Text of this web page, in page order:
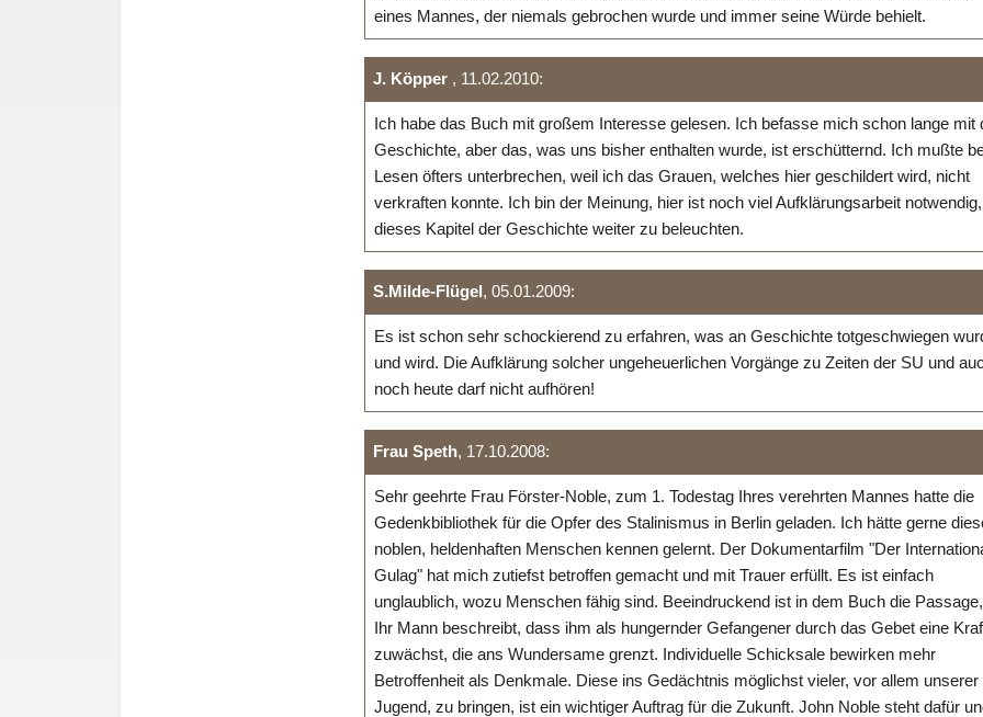
eines Mannes, der niemals gebrochen wurde und immer seine Würde behielt.
J. Köpper , 11.02.2010:
Ich habe das Buch mit großem Interesse gelesen. Ich befasse mich schon lange mit
Geschichte, aber das, was uns bisher enthalten wurde, ist erschütternd. Ich mußte
Lesen öfters unterbrechen, weil ich das Grauen, welches hier geschildert wird, nicht
verkraften konnte. Ich bin der Meinung, hier ist noch viel Aufklärungsarbeit
dieses Kapitel der Geschichte weiter zu beleuchten.
S.Milde-Flügel, 05.01.2009:
Es ist schon sehr schockierend zu erfahren, was an Geschichte totgeschwiegen
und wird. Die Aufklärung solcher ungeheuerlichen Vorgänge zu Zeiten der SU und
noch heute darf nicht aufhören!
Frau Speth, 17.10.2008:
Sehr geehrte Frau Förster-Noble, zum 1. Todestag Ihres verehrten Mannes hatte die
Gedenkbibliothek für die Opfer des Stalinismus in Berlin geladen. Ich hätte gerne
noblen, heldenhaften Menschen kennen gelernt. Der Dokumentarfilm "Der
Gulag" hat mich zutiefst betroffen gemacht und mit Trauer erfüllt. Es ist einfach
unglaublich, wozu Menschen fähig sind. Beeindruckend ist in dem Buch die
Ihr Mann beschreibt, dass ihm als hungernder Gefangener durch das Gebet eine
zuwächst, die ans Wundersame grenzt. Individuelle Schicksale bewirken mehr
Betroffenheit als Denkmale. Diese ins Gedächtnis möglichst vieler, vor allem unserer
Jugend, zu bringen, ist ein wichtiger Auftrag für die Zukunft. John Noble steht dafür